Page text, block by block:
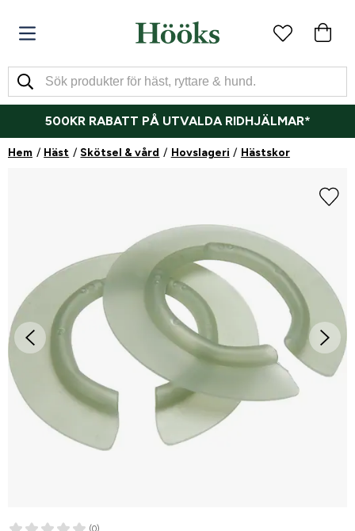
500KR RABATT PÅ UTVALDA RIDHJÄLMAR*
Hem Häst Skötsel & vård Hovslageri Hästskor